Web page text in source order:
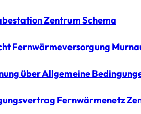
Zentrum Schema
Fernwärmeversorgung
über Allgemeine
Fernwärmenetz